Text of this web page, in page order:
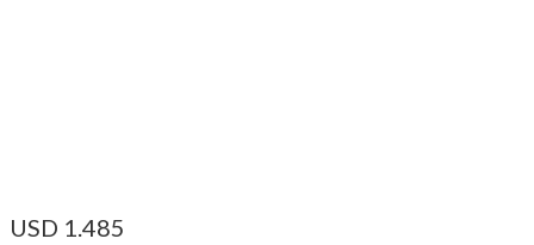
USD 1.485